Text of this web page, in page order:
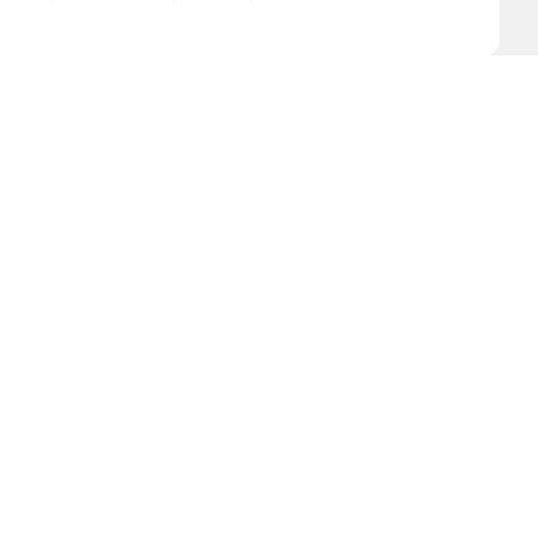
tus proyectos de renovación y decoración. ¡Visítanos y haz tus ideas